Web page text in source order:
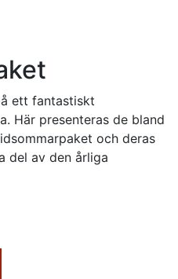
ett fantastiskt
Här presenteras de bland
och deras
del av den årliga